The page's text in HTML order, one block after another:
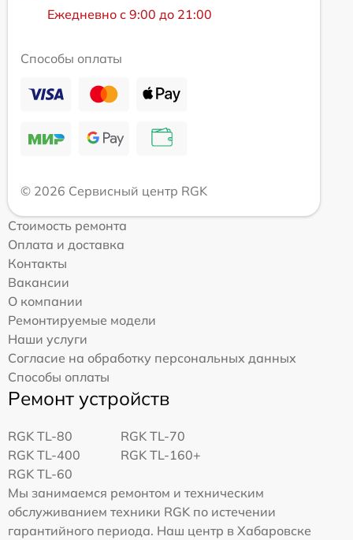
Ежедневно с 9:00 до 21:00
Способы оплаты
© 2026 Сервисный центр RGK
Стоимость ремонта
Оплата и доставка
Контакты
Вакансии
О компании
Ремонтируемые модели
Наши услуги
Согласие на обработку персональных данных
Способы оплаты
Ремонт устройств
RGK TL-80
RGK TL-70
RGK TL-400
RGK TL-160+
RGK TL-60
Мы занимаемся ремонтом и техническим
обслуживанием техники RGK по истечении
гарантийного периода. Наш центр в Хабаровске